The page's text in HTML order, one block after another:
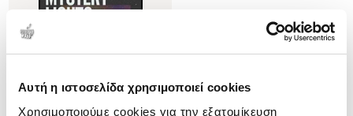
Αυτή η ιστοσελίδα χρησιμοποιεί cookies
Χρησιμοποιούμε cookies για την εξατομίκευση